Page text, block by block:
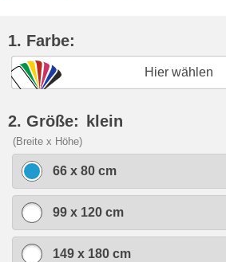
1. Farbe:
Hier wählen
2. Größe: klein
(Breite x Höhe)
66 x 80 cm
99 x 120 cm
149 x 180 cm